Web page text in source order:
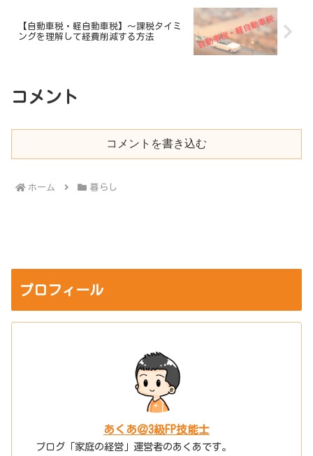
【自動車税・軽自動車税】～課税タイミ
ングを理解して経費削減する方法
コメント
コメントを書き込む
ホーム 暮らし
プロフィール
あくあ＠3級FP技能士
ブログ「家庭の経営」運営者のあくあです。